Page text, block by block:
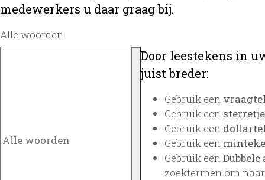
medewerkers u daar graag bij.
Alle woorden
Door leestekens in
juist breder:
Gebruik een
Gebruik een
Gebruik een
Gebruik een
Gebruik een
zoektermen om